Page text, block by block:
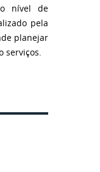
nível de
pela
planejar
serviços.